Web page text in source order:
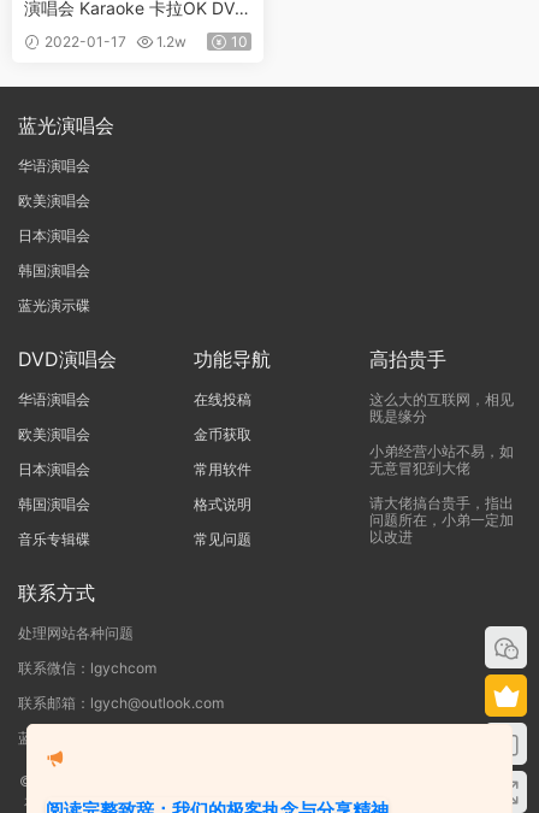
演唱会 Karaoke 卡拉OK DVD
9《DVD ISO 7.15G》
2022-01-17 1.2w 10
蓝光演唱会
华语演唱会
欧美演唱会
日本演唱会
韩国演唱会
蓝光演示碟
DVD演唱会
华语演唱会
欧美演唱会
日本演唱会
韩国演唱会
音乐专辑碟
功能导航
在线投稿
金币获取
常用软件
格式说明
常见问题
高抬贵手
这么大的互联网，相见
既是缘分
小弟经营小站不易，如
无意冒犯到大佬
请大佬搞台贵手，指出
问题所在，小弟一定加
以改进
联系方式
处理网站各种问题
联系微信：lgychcom
联系邮箱：lgych@outlook.com
蓝光演唱会网 - 专注于ISO和BDMV蓝光演唱会下载服务
©2019-2026
本站资源来源于网络用户网盘投稿，本站服务器不储
存任何演唱会资源，版权归原作者所有，若侵犯了您的合法权益，请联系我们